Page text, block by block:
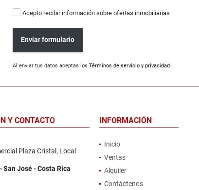
Acepto recibir información sobre ofertas inmobiliarias
Enviar formulario
Al enviar tus datos aceptas losTérminos de servicio y privacidad
Y CONTACTO
Plaza Cristal, Local
San José - Costa Rica
INFORMACIÓN
Inicio
Ventas
Alquiler
Contáctenos